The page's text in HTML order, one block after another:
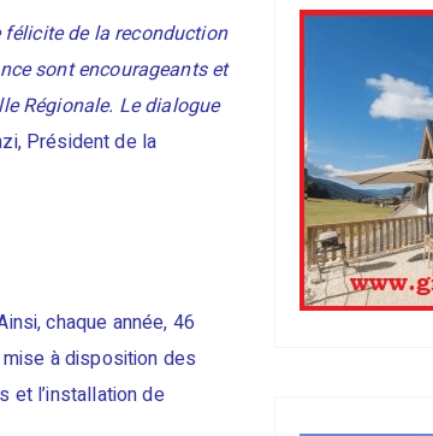
félicite de la reconduction
sont encourageants et
Régionale. Le dialogue
Président de la
chaque année, 46
à disposition des
et l’installation de